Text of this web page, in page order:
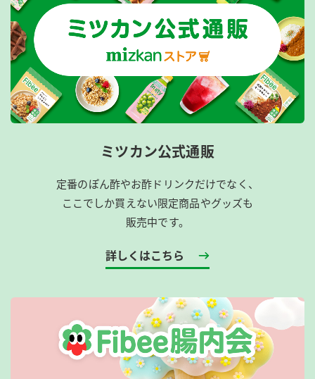
ミツカン公式通販
定番のぽん酢やお酢ドリンクだけでなく、
ここでしか買えない限定商品やグッズも
販売中です。
詳しくはこちら